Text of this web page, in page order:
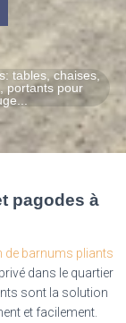
tables, chaises,
portants pour
pagodes à
de barnums pliants
dans le quartier
sont la solution
et facilement.